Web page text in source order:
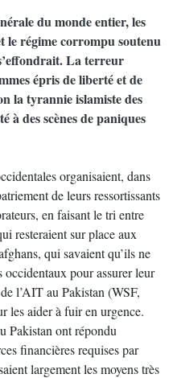
du monde entier, les
le régime corrompu soutenu
La terreur
épris de liberté et de
la tyrannie islamiste des
à des scènes de paniques
organisaient, dans
de leurs ressortissants
en faisant le tri entre
resteraient sur place aux
qui savaient qu’ils ne
occidentaux pour assurer leur
l’AIT au Pakistan (WSF,
les aider à fuir en urgence.
Pakistan ont répondu
financières requises par
largement les moyens très